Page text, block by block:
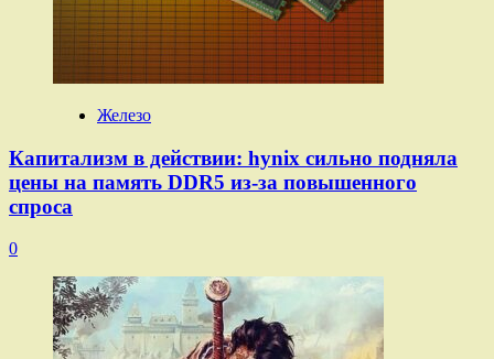
Железо
Капитализм в действии: hynix сильно подняла
цены на память DDR5 из-за повышенного
спроса
0